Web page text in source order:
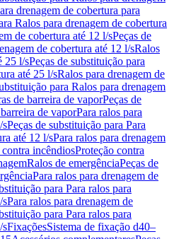
drenagem de cobertura para
Ralos para drenagem de cobertura
de cobertura até 12 l/sPeças de
de cobertura até 12 l/sRalos
25 l/sPeças de substituição para
até 25 l/sRalos para drenagem de
para Ralos para drenagem
de barreira de vaporPeças de
de vaporPara ralos para
sPeças de substituição para Para
até 12 l/sPara ralos para drenagem
contra incêndiosProteção contra
Ralos de emergênciaPeças de
Para ralos para drenagem de
para Para ralos para
sPara ralos para drenagem de
para Para ralos para
sFixaçõesSistema de fixação d40–